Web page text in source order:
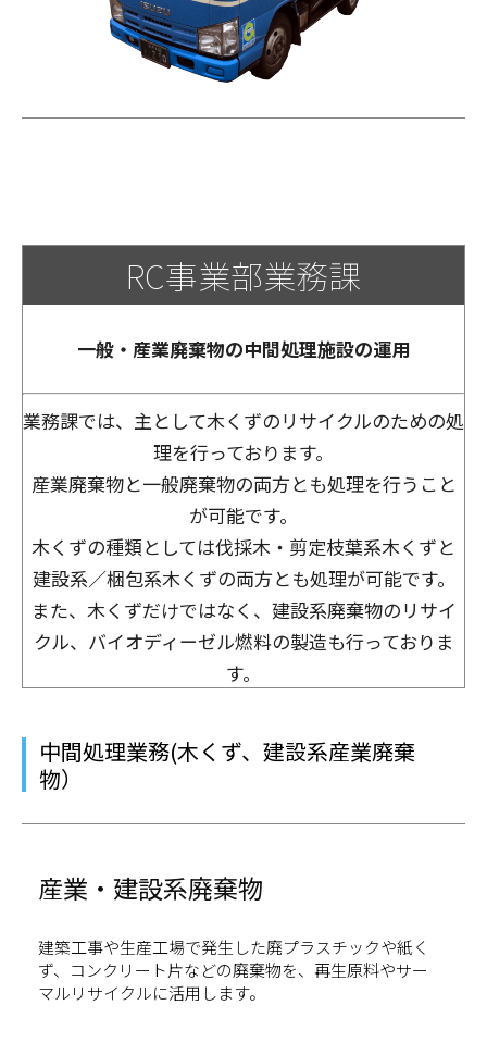
RC事業部業務課
一般・産業廃棄物の中間処理施設の運用
業務課では、主として木くずのリサイクルのための処
理を行っております。
産業廃棄物と一般廃棄物の両方とも処理を行うこと
が可能です。
木くずの種類としては伐採木・剪定枝葉系木くずと
建設系／梱包系木くずの両方とも処理が可能です。
また、木くずだけではなく、建設系廃棄物のリサイ
クル、バイオディーゼル燃料の製造も行っておりま
す。
中間処理業務(木くず、建設系産業廃棄
物）
産業・建設系廃棄物
建築工事や生産工場で発生した廃プラスチックや紙く
ず、コンクリート片などの廃棄物を、再生原料やサー
マルリサイクルに活用します。